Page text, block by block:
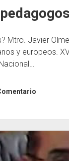
Mtro. Javier
y europeos.